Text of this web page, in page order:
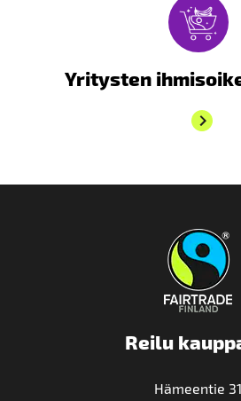
Yritysten
Reilu
Hämeentie 31